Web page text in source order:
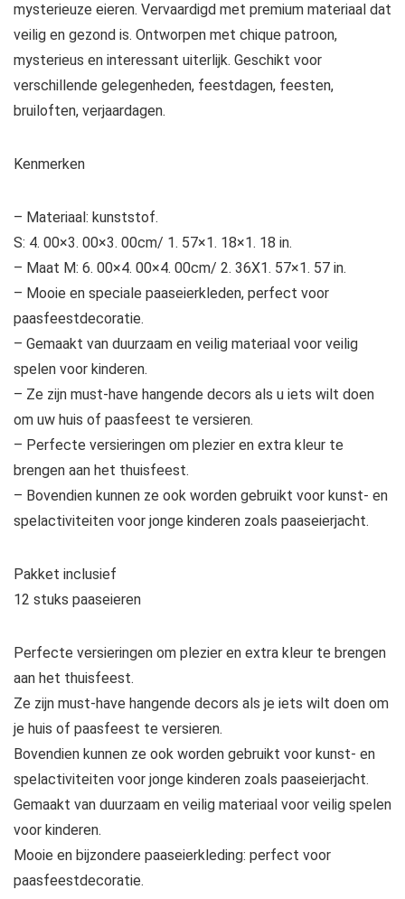
mysterieuze eieren. Vervaardigd met premium materiaal dat
veilig en gezond is. Ontworpen met chique patroon,
mysterieus en interessant uiterlijk. Geschikt voor
verschillende gelegenheden, feestdagen, feesten,
bruiloften, verjaardagen.
Kenmerken
– Materiaal: kunststof.
S: 4. 00×3. 00×3. 00cm/ 1. 57×1. 18×1. 18 in.
– Maat M: 6. 00×4. 00×4. 00cm/ 2. 36X1. 57×1. 57 in.
– Mooie en speciale paaseierkleden, perfect voor
paasfeestdecoratie.
– Gemaakt van duurzaam en veilig materiaal voor veilig
spelen voor kinderen.
– Ze zijn must-have hangende decors als u iets wilt doen
om uw huis of paasfeest te versieren.
– Perfecte versieringen om plezier en extra kleur te
brengen aan het thuisfeest.
– Bovendien kunnen ze ook worden gebruikt voor kunst- en
spelactiviteiten voor jonge kinderen zoals paaseierjacht.
Pakket inclusief
12 stuks paaseieren
Perfecte versieringen om plezier en extra kleur te brengen
aan het thuisfeest.
Ze zijn must-have hangende decors als je iets wilt doen om
je huis of paasfeest te versieren.
Bovendien kunnen ze ook worden gebruikt voor kunst- en
spelactiviteiten voor jonge kinderen zoals paaseierjacht.
Gemaakt van duurzaam en veilig materiaal voor veilig spelen
voor kinderen.
Mooie en bijzondere paaseierkleding: perfect voor
paasfeestdecoratie.